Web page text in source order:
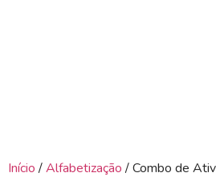
Início /Alfabetização / Combo de